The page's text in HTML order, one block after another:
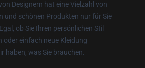
Designern hat eine Vielzahl von
und schönen Produkten nur für Sie
ob Sie Ihren persönlichen Stil
oder einfach neue Kleidung
haben, was Sie brauchen.